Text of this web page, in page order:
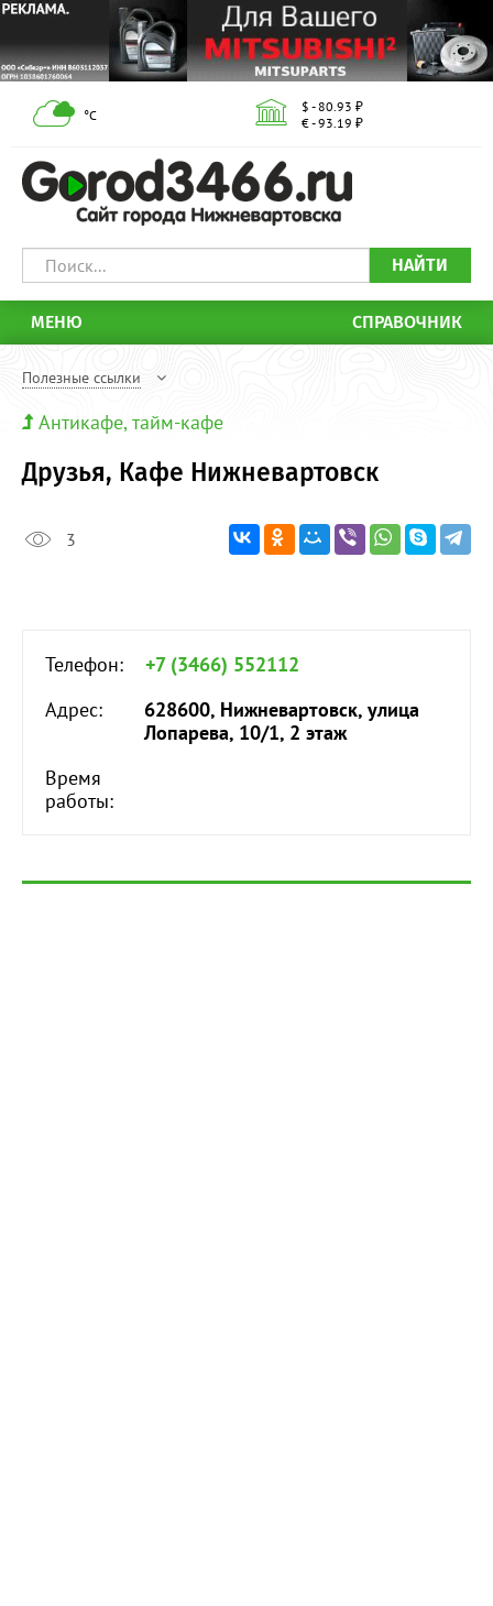
°С
$ - 80.93 ₽
€ - 93.19 ₽
НАЙТИ
МЕНЮ СПРАВОЧНИК
Полезные ссылки
Антикафе, тайм-кафе
Друзья, Кафе Нижневартовск
3
Телефон:
+7 (3466) 552112
Адрес:
628600, Нижневартовск, улица
Лопарева, 10/1, 2 этаж
Время
работы: